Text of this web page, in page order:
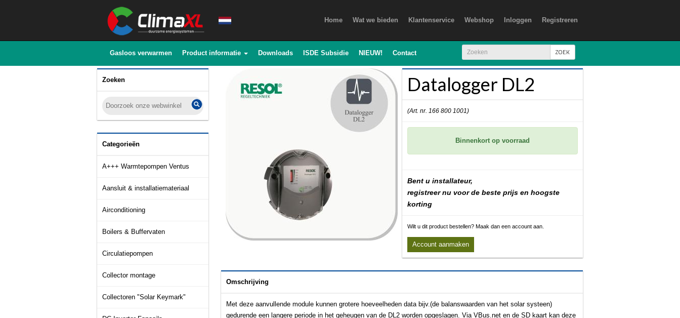
Home Wat we bieden Klantenservice Webshop Inloggen Registreren
Gasloos verwarmen Product informatie Downloads ISDE Subsidie NIEUW! Contact ZOEK
Zoeken
Categorieën
A+++ Warmtepompen Ventus
Aansluit & installatiemateriaal
Airconditioning
Boilers & Buffervaten
Circulatiepompen
Collector montage
Collectoren "Solar Keymark"
Datalogger DL2
(Art. nr. 166 800 1001)
Binnenkort op voorraad
Bent u installateur,
registreer nu voor de beste prijs en hoogste
korting
Wilt u dit product bestellen? Maak dan een account aan.
Account aanmaken
Omschrijving
Met deze aanvullende module kunnen grotere hoeveelheden data bijv.(de balanswaarden van het solar systeen)
gedurende een langere periode in het geheugen van de DL2 worden opgeslagen. Via VBus.net en de SD kaart kan deze